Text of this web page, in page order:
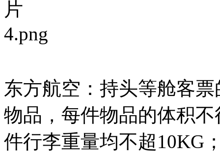
东方航空： 持头等舱客
物品 ， 每件物品的体积不
件行李重量均不超10KG